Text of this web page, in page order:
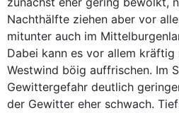
Nachthälfte ziehen aber vor
mitunter auch im
Dabei kann es vor allem kräftig
Westwind böig auffrischen. Im
Gewittergefahr deutlich
der Gewitter eher schwach.